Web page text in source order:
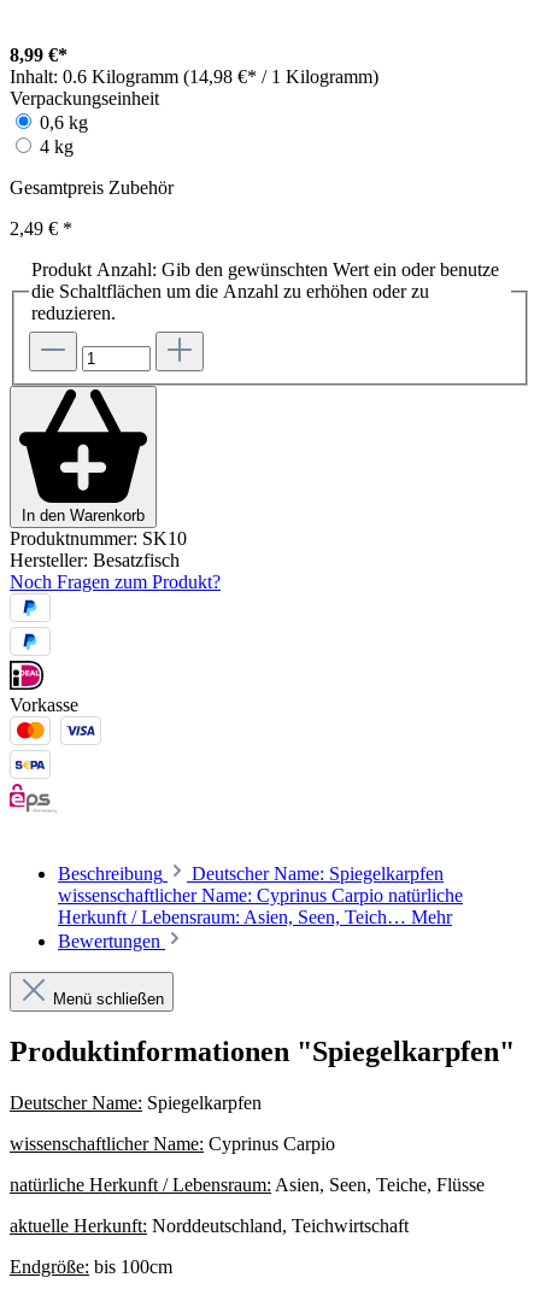
8,99 €*
Inhalt: 0.6 Kilogramm (14,98 €* / 1 Kilogramm)
Verpackungseinheit
0,6 kg
4 kg
Gesamtpreis Zubehör
2,49 € *
Produkt Anzahl: Gib den gewünschten Wert ein oder benutze
die Schaltflächen um die Anzahl zu erhöhen oder zu
reduzieren.
In den Warenkorb
Produktnummer: SK10
Hersteller: Besatzfisch
Noch Fragen zum Produkt?
Vorkasse
Beschreibung
Deutscher Name: Spiegelkarpfen
wissenschaftlicher Name: Cyprinus Carpio natürliche
Herkunft / Lebensraum: Asien, Seen, Teich… Mehr
Bewertungen
Menü schließen
Produktinformationen "Spiegelkarpfen"
Deutscher Name: Spiegelkarpfen
wissenschaftlicher Name: Cyprinus Carpio
natürliche Herkunft / Lebensraum: Asien, Seen, Teiche, Flüsse
aktuelle Herkunft: Norddeutschland, Teichwirtschaft
Endgröße: bis 100cm